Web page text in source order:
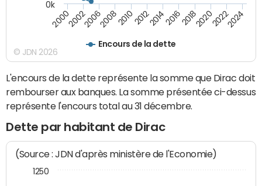
Encours de la dette
200020022006200820102012201420162018202020222024
0k
© JDN 2026
L'encours de la dette représente la somme que Dirac doit
rembourser aux banques. La somme présentée ci-dessus
représente l'encours total au 31 décembre.
Dette par habitant de Dirac
(Source : JDN d'après ministère de l'Economie)
1250